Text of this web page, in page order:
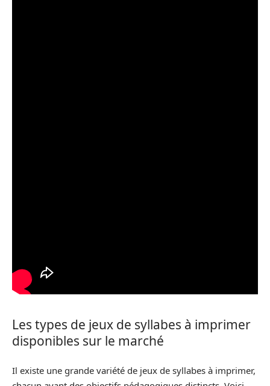
Les types de jeux de syllabes à imprimer
disponibles sur le marché
Il existe une grande variété de jeux de syllabes à imprimer,